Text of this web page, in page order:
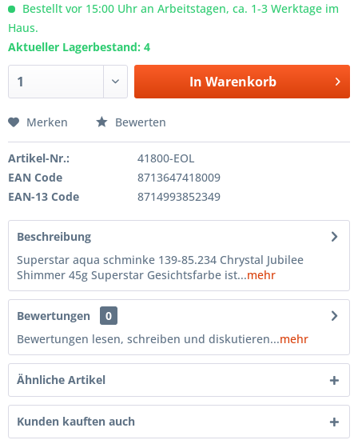
Bestellt vor 15:00 Uhr an Arbeitstagen, ca. 1-3 Werktage im
Haus.
Aktueller Lagerbestand: 4
In Warenkorb
Merken Bewerten
Artikel-Nr.:
41800-EOL
EAN Code
8713647418009
EAN-13 Code
8714993852349
Beschreibung
Superstar aqua schminke 139-85.234 Chrystal Jubilee
Shimmer 45g Superstar Gesichtsfarbe ist...mehr
Bewertungen
0
Bewertungen lesen, schreiben und diskutieren...mehr
Ähnliche Artikel
Kunden kauften auch